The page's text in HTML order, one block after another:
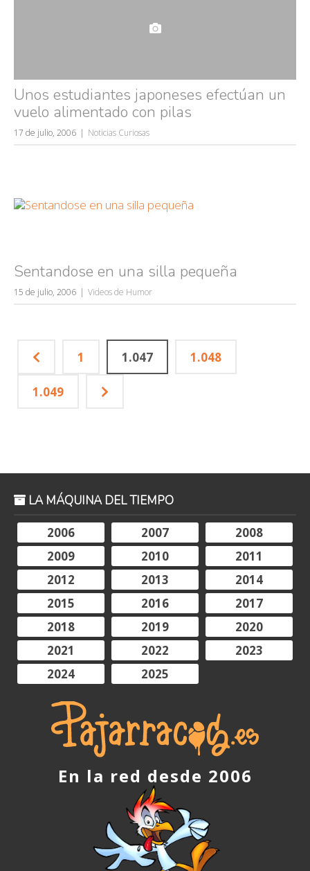
Unos estudiantes japoneses efectúan un
vuelo alimentado con pilas
17 de julio, 2006 Noticias Curiosas
Sentandose en una silla pequeña
15 de julio, 2006 Videos de Humor
1 1.047 1.048
1.049
LA MÁQUINA DEL TIEMPO
2006
2007
2008
2009
2010
2011
2012
2013
2014
2015
2016
2017
2018
2019
2020
2021
2022
2023
2024
2025
En la red desde 2006